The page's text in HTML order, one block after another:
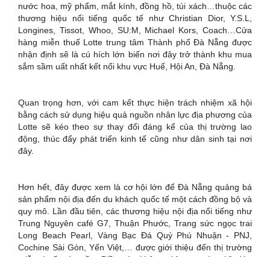
nước hoa, mỹ phẩm, mắt kính, đồng hồ, túi xách…thuộc các
thương hiệu nổi tiếng quốc tế như Christian Dior, Y.S.L,
Longines, Tissot, Whoo, SU:M, Michael Kors, Coach…Cửa
hàng miễn thuế Lotte trung tâm Thành phố Đà Nẵng được
nhận định sẽ là cú hích lớn biến nơi đây trở thành khu mua
sắm sầm uất nhất kết nối khu vực Huế, Hội An, Đà Nẵng.
Quan trọng hơn, với cam kết thực hiện trách nhiệm xã hội
bằng cách sử dụng hiệu quả nguồn nhân lực địa phương của
Lotte sẽ kéo theo sự thay đổi đáng kể của thị trường lao
động, thúc đẩy phát triển kinh tế cũng như dân sinh tại nơi
đây.
Hơn hết, đây được xem là cơ hội lớn để Đà Nẵng quảng bá
sản phẩm nội địa đến du khách quốc tế một cách đồng bộ và
quy mô. Lần đầu tiên, các thương hiệu nội địa nổi tiếng như
Trung Nguyên café G7, Thuận Phước, Trang sức ngọc trai
Long Beach Pearl, Vàng Bạc Đá Quý Phú Nhuận - PNJ,
Cochine Sài Gòn, Yến Việt,… được giới thiệu đến thị trường